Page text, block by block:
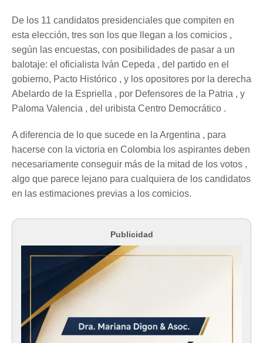
De los 11 candidatos presidenciales que compiten en
esta elección, tres son los que llegan a los comicios ,
según las encuestas, con posibilidades de pasar a un
balotaje: el oficialista Iván Cepeda , del partido en el
gobierno, Pacto Histórico , y los opositores por la derecha
Abelardo de la Espriella , por Defensores de la Patria , y
Paloma Valencia , del uribista Centro Democrático .
A diferencia de lo que sucede en la Argentina , para
hacerse con la victoria en Colombia los aspirantes deben
necesariamente conseguir más de la mitad de los votos ,
algo que parece lejano para cualquiera de los candidatos
en las estimaciones previas a los comicios.
Publicidad